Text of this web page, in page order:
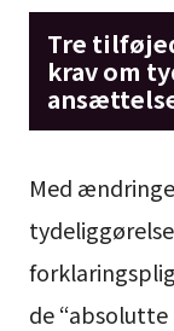
Tre
krav om
Med
de “absolutte